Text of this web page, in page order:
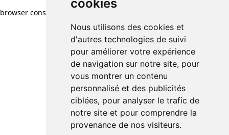
cookies
Nous utilisons des cookies et
d'autres technologies de suivi
pour améliorer votre expérience
de navigation sur notre site, pour
vous montrer un contenu
personnalisé et des publicités
ciblées, pour analyser le trafic de
notre site et pour comprendre la
provenance de nos visiteurs.
browser console for more information)